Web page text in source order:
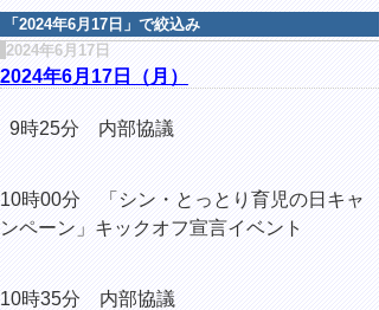
「 2024年6月17日 」で絞込み
2024年6月17日
2024年6月17日（月）
9時25分 内部協議
10時00分 「シン・とっとり育児の日キャ
ンペーン」キックオフ宣言イベント
10時35分 内部協議